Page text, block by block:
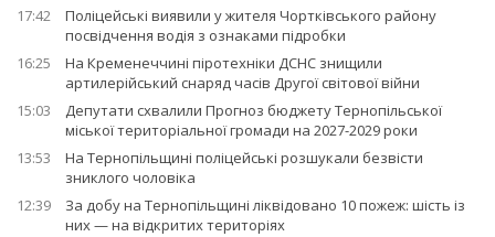
17:42
Поліцейські виявили у жителя Чортківського району
посвідчення водія з ознаками підробки
16:25
На Кременеччині піротехніки ДСНС знищили
артилерійський снаряд часів Другої світової війни
15:03
Депутати схвалили Прогноз бюджету Тернопільської
міської територіальної громади на 2027-2029 роки
13:53
На Тернопільщині поліцейські розшукали безвісти
зниклого чоловіка
12:39
За добу на Тернопільщині ліквідовано 10 пожеж: шість із
них — на відкритих територіях